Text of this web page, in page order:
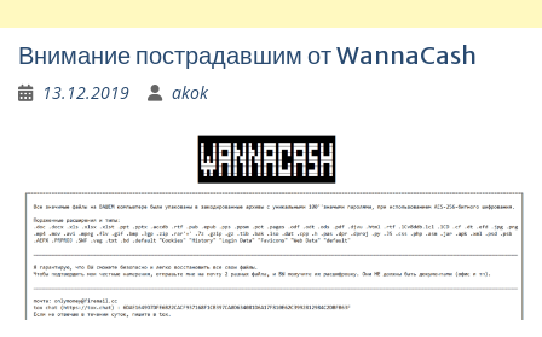
Внимание пострадавшим от WannaCash
13.12.2019 akok